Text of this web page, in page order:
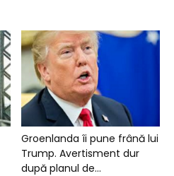
Groenlanda îi pune frână lui
Trump. Avertisment dur
după planul de...